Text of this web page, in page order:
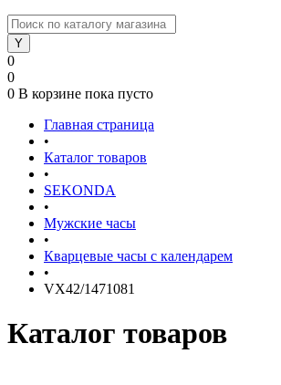
0
0
0 В корзине пока пусто
Главная страница
•
Каталог товаров
•
SEKONDA
•
Мужские часы
•
Кварцевые часы с календарем
•
VX42/1471081
Каталог товаров